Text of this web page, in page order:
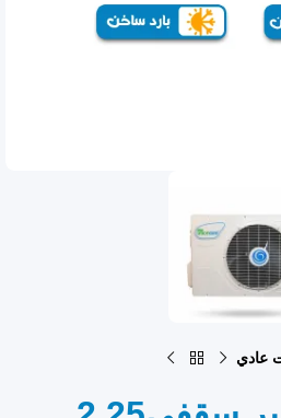
عادي